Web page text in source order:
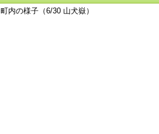
町内の様子（6/30 山犬嶽）